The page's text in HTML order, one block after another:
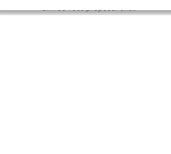
afin de vous proposer une...